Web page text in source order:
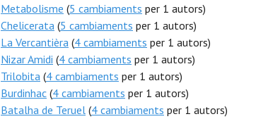
Metabolisme (5 cambiaments per 1 autors)
Chelicerata (5 cambiaments per 1 autors)
La Vercantièra (4 cambiaments per 1 autors)
Nizar Amidi (4 cambiaments per 1 autors)
Trilobita (4 cambiaments per 1 autors)
Burdinhac (4 cambiaments per 1 autors)
Batalha de Teruel (4 cambiaments per 1 autors)